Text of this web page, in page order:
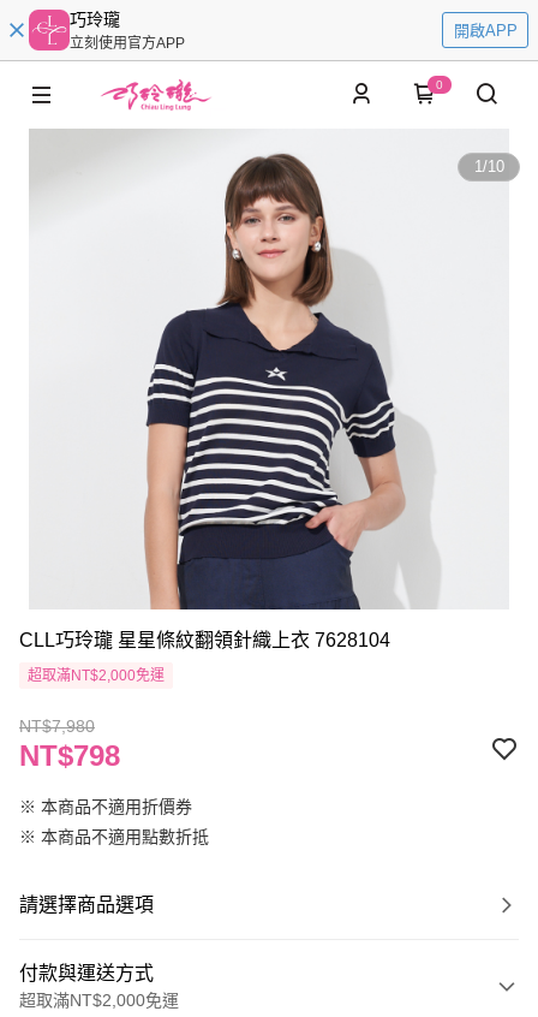
巧玲瓏
立刻使用官方APP
開啟APP
0
1/10
CLL巧玲瓏 星星條紋翻領針織上衣 7628104
超取滿NT$2,000免運
NT$7,980
NT$798
※ 本商品不適用折價券
※ 本商品不適用點數折抵
請選擇商品選項
付款與運送方式
超取滿NT$2,000免運